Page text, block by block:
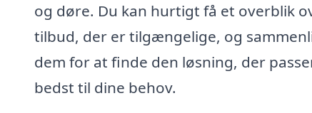
og døre. Du kan hurtigt få et overblik
tilbud, der er tilgængelige, og
dem for at finde den løsning, der
bedst til dine behov.